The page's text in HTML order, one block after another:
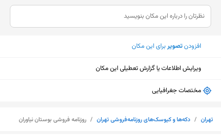
جمعه
۷ تا ۲۴
شنبه
۷ تا ۲۴
یکشنبه
دوشنبه
سه‌شنبه
افزودنتصویربرای این مکان
ویرایش اطلاعات یا گزارش تعطیلی این مکان
مختصات جغرافیایی
تهران / دکه‌ها و کیوسک‌های روزنامه‌فروشی تهران / روزنامه فروشی بوستان نیاوران
نمایش نقشه